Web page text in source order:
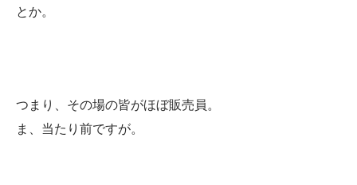
とか。
つまり、その場の皆がほぼ販売員。
ま、当たり前ですが。